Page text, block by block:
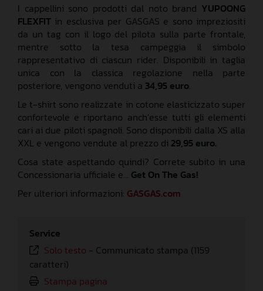
I cappellini sono prodotti dal noto brand YUPOONG
FLEXFIT in esclusiva per GASGAS e sono impreziositi
da un tag con il logo del pilota sulla parte frontale,
mentre sotto la tesa campeggia il simbolo
rappresentativo di ciascun rider. Disponibili in taglia
unica con la classica regolazione nella parte
posteriore, vengono venduti a 34,95 euro.
Le t-shirt sono realizzate in cotone elasticizzato super
confortevole e riportano anch’esse tutti gli elementi
cari ai due piloti spagnoli. Sono disponibili dalla XS alla
XXL e vengono vendute al prezzo di 29,95 euro.
Cosa state aspettando quindi? Correte subito in una
Concessionaria ufficiale e… Get On The Gas!
Per ulteriori informazioni: GASGAS.com
Service
Solo testo - Communicato stampa (1159
caratteri)
Stampa pagina